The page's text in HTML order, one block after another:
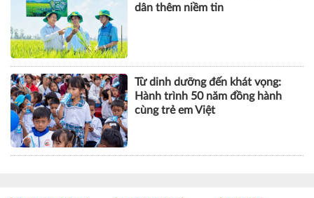
dân thêm niềm tin
Từ dinh dưỡng đến khát vọng:
Hành trình 50 năm đồng hành
cùng trẻ em Việt